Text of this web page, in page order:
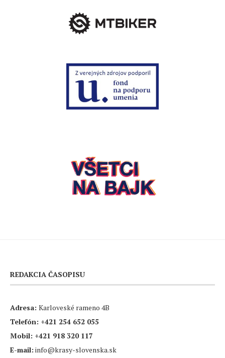
REDAKCIA ČASOPISU
Adresa: Karloveské rameno 4B
Telefón: +421 254 652 055
Mobil: +421 918 320 117
E-mail: info@krasy-slovenska.sk